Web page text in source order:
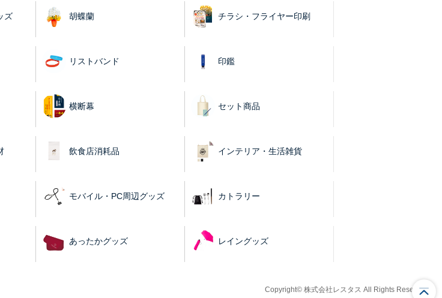
ズ 胡蝶蘭 チラシ・フライヤー印刷
リストバンド 印鑑
横断幕 セット商品
飲食店消耗品 インテリア・生活雑貨
モバイル・PC周辺グッズ カトラリー
あったかグッズ レイングッズ
Copyright© 株式会社レスタス All Rights Reserved.